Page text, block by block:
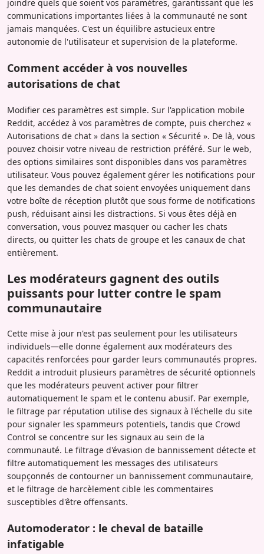
joindre quels que soient vos paramètres, garantissant que les
communications importantes liées à la communauté ne sont
jamais manquées. C'est un équilibre astucieux entre
autonomie de l'utilisateur et supervision de la plateforme.
Comment accéder à vos nouvelles
autorisations de chat
Modifier ces paramètres est simple. Sur l'application mobile
Reddit, accédez à vos paramètres de compte, puis cherchez «
Autorisations de chat » dans la section « Sécurité ». De là, vous
pouvez choisir votre niveau de restriction préféré. Sur le web,
des options similaires sont disponibles dans vos paramètres
utilisateur. Vous pouvez également gérer les notifications pour
que les demandes de chat soient envoyées uniquement dans
votre boîte de réception plutôt que sous forme de notifications
push, réduisant ainsi les distractions. Si vous êtes déjà en
conversation, vous pouvez masquer ou cacher les chats
directs, ou quitter les chats de groupe et les canaux de chat
entièrement.
Les modérateurs gagnent des outils
puissants pour lutter contre le spam
communautaire
Cette mise à jour n'est pas seulement pour les utilisateurs
individuels—elle donne également aux modérateurs des
capacités renforcées pour garder leurs communautés propres.
Reddit a introduit plusieurs paramètres de sécurité optionnels
que les modérateurs peuvent activer pour filtrer
automatiquement le spam et le contenu abusif. Par exemple,
le filtrage par réputation utilise des signaux à l'échelle du site
pour signaler les spammeurs potentiels, tandis que Crowd
Control se concentre sur les signaux au sein de la
communauté. Le filtrage d'évasion de bannissement détecte et
filtre automatiquement les messages des utilisateurs
soupçonnés de contourner un bannissement communautaire,
et le filtrage de harcèlement cible les commentaires
susceptibles d'être offensants.
Automoderator : le cheval de bataille
infatigable